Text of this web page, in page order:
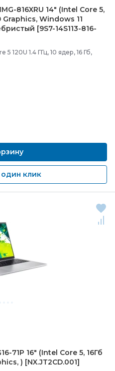
816XRU 14" (Intel Core 5,
Graphics, Windows 11
[9S7-14S113-816-
5 120U 1.4 ГГц, 10 ядер, 16 Гб,
один клик
71P 16" (Intel Core 5, 16Гб
) [NX.JT2CD.001]